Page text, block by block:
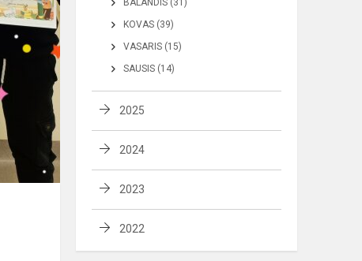
BALANDIS (31)
KOVAS (39)
VASARIS (15)
SAUSIS (14)
2025
2024
2023
2022